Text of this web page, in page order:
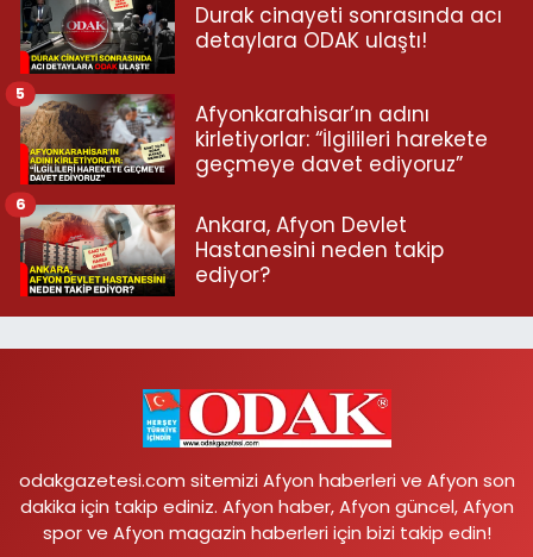
Durak cinayeti sonrasında acı
detaylara ODAK ulaştı!
Afyonkarahisar’ın adını
kirletiyorlar: “İlgilileri harekete
geçmeye davet ediyoruz”
5
Ankara, Afyon Devlet
Hastanesini neden takip
ediyor?
6
odakgazetesi.com sitemizi Afyon haberleri ve Afyon son
dakika için takip ediniz. Afyon haber, Afyon güncel, Afyon
spor ve Afyon magazin haberleri için bizi takip edin!